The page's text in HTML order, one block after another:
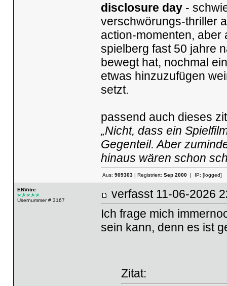
disclosure day-
verschwörungs-thriller
action-momenten, aber
spielberg fast 50 jahre
bewegt hat, nochmal
etwas hinzuzufügen
setzt.
passend auch dieses
„Nicht, dass ein
Gegenteil. Aber
hinaus wären schon
Aus: 909303| Registriert: Sep 2000| IP: [logged]
ENVitre
Usernummer # 3167
verfasst 11-06-
Ich frage mich
sein kann, denn es ist
Zitat: